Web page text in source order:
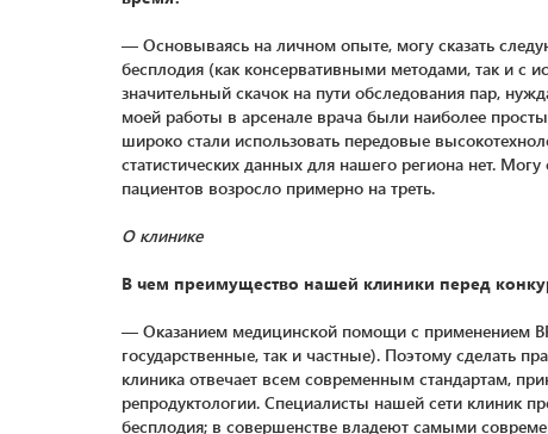
— Основываясь на личном опыте, могу сказать
бесплодия (как консервативными методами, так и с
значительный скачок на пути обследования пар,
моей работы в арсенале врача были наиболее
широко стали использовать передовые
статистических данных для нашего региона нет.
пациентов возросло примерно на треть.
О клинике
В чем преимущество нашей клиники перед
— Оказанием медицинской помощи с применением
государственные, так и частные). Поэтому сделать
клиника отвечает всем современным стандартам,
репродуктологии. Специалисты нашей сети клиник
бесплодия; в совершенстве владеют самыми